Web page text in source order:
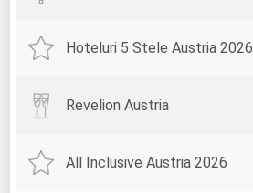
Hoteluri 5 Stele Austria 2026
Revelion Austria
All Inclusive Austria 2026